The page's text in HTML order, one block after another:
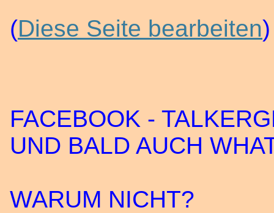
(Diese Seite bearbeiten
FACEBOOK -
UND BALD AUCH
WARUM NICHT?